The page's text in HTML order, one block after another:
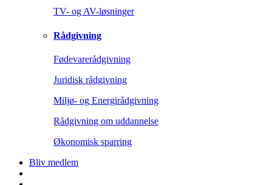
TV- og AV-løsninger
Rådgivning
Fødevarerådgivning
Juridisk rådgivning
Miljø- og Energirådgivning
Rådgivning om uddannelse
Økonomisk sparring
Bliv medlem